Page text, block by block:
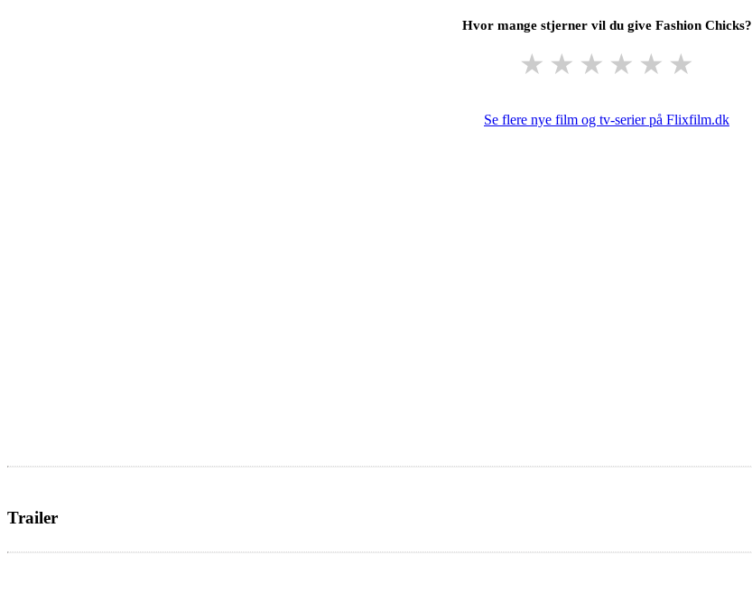
Hvor mange stjerner vil du give Fashion Chicks?
★ ★ ★ ★ ★ ★
Se flere nye film og tv-serier på Flixfilm.dk
Trailer